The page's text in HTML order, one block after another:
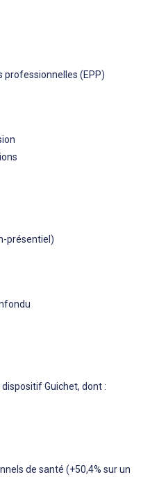
professionnelles (EPP)
présentiel)
Guichet, dont :
de santé (+50,4% sur un